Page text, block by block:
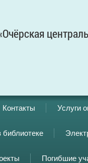
Контакты Услуги
библиотеке
Погибшие